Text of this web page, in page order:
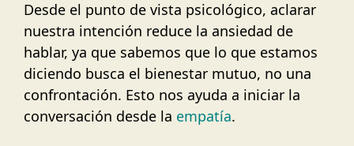
Desde el punto de vista psicológico, aclarar
nuestra intención reduce la ansiedad de
hablar, ya que sabemos que lo que estamos
diciendo busca el bienestar mutuo, no una
confrontación. Esto nos ayuda a iniciar la
conversación desde la empatía.